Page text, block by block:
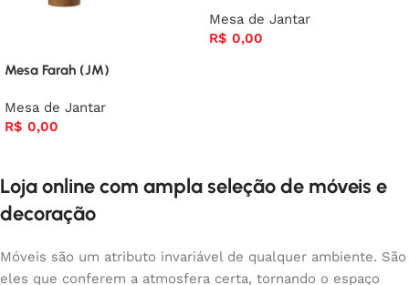
Mesa Farah (JM)
Mesa de Jantar
R$ 0,00
Mesa de Jantar
R$ 0,00
Loja online com ampla seleção de móveis e
decoração
Móveis são um atributo invariável de qualquer ambiente. São
eles que conferem a atmosfera certa, tornando o espaço